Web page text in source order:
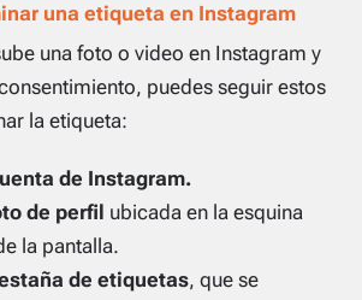
una etiqueta en Instagram
una foto o video en Instagram y
puedes seguir estos
la etiqueta:
de Instagram.
de perfil ubicada en la esquina
la pantalla.
de etiquetas, que se